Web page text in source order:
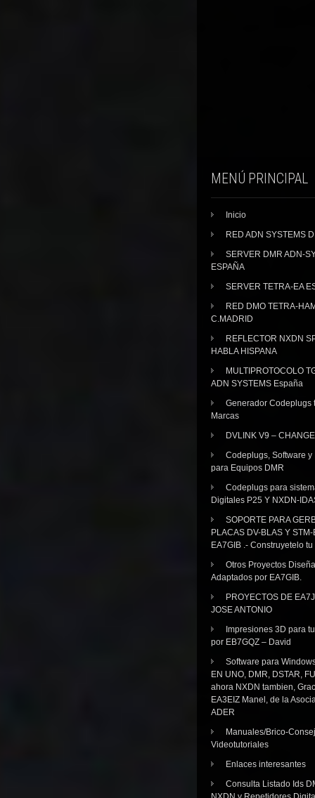
MENÚ PRINCIPAL
Inicio
RED ADN SYSTEMS
SERVER DMR ADN-
ESPAÑA
SERVER TETRA-EA
RED DMO TETRA-
C.MADRID
REFLECTOR NXDN
HABLA HISPANA
MULTIPROTOCOLO
ADN SYSTEMS España
Generador Codeplugs
Marcas
DVLINK V9 –
Codeplugs, Software y
para Equipos DMR
Codeplugs para
Digitales P25 Y NXDN-
SOPORTE PARA
PLACAS DV-BLAS Y
EA7GIB .- Construyetelo
Otros Proyectos
Adaptados por EA7GIB.
PROYECTOS DE
JOSE ANTONIO
Impresiones 3D para
por EB7GQZ – David
Software para
EN UNO, DMR, DSTAR,
ahora NXDN tambien,
EA3EIZ Manel, de la
ADER
Manuales/Brico-
Videotutoriales
Enlaces interesantes
Consulta Listado Ids